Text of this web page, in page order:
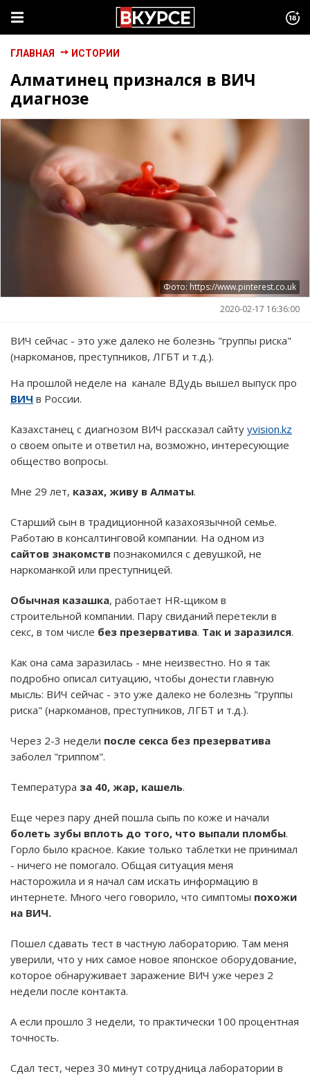
ГЛАВНАЯ ИСТОРИИ
Алматинец признался в ВИЧ
диагнозе
Фото: https://www.pinterest.co.uk
2020-02-17 16:36:00
ВИЧ сейчас - это уже далеко не болезнь "группы риска"
(наркоманов, преступников, ЛГБТ и т.д.).
На прошлой неделе на канале ВДудь вышел выпуск про
ВИЧ в России.
Казахстанец с диагнозом ВИЧ рассказал сайту yvision.kz
о своем опыте и ответил на, возможно, интересующие
общество вопросы.
Мне 29 лет, казах, живу в Алматы.
Старший сын в традиционной казахоязычной семье.
Работаю в консалтинговой компании. На одном из
сайтов знакомств познакомился с девушкой, не
наркоманкой или преступницей.
Обычная казашка, работает HR-щиком в
строительной компании. Пару свиданий перетекли в
секс, в том числе без презерватива. Так и заразился.
Как она сама заразилась - мне неизвестно. Но я так
подробно описал ситуацию, чтобы донести главную
мысль: ВИЧ сейчас - это уже далеко не болезнь "группы
риска" (наркоманов, преступников, ЛГБТ и т.д.).
Через 2-3 недели после секса без презерватива
заболел "гриппом".
Температура за 40, жар, кашель.
Еще через пару дней пошла сыпь по коже и начали
болеть зубы вплоть до того, что выпали пломбы.
Горло было красное. Какие только таблетки не принимал
- ничего не помогало. Общая ситуация меня
насторожила и я начал сам искать информацию в
интернете. Много чего говорило, что симптомы похожи
на ВИЧ.
Пошел сдавать тест в частную лабораторию. Там меня
уверили, что у них самое новое японское оборудование,
которое обнаруживает заражение ВИЧ уже через 2
недели после контакта.
А если прошло 3 недели, то практически 100 процентная
точность.
Сдал тест, через 30 минут сотрудница лаборатории в